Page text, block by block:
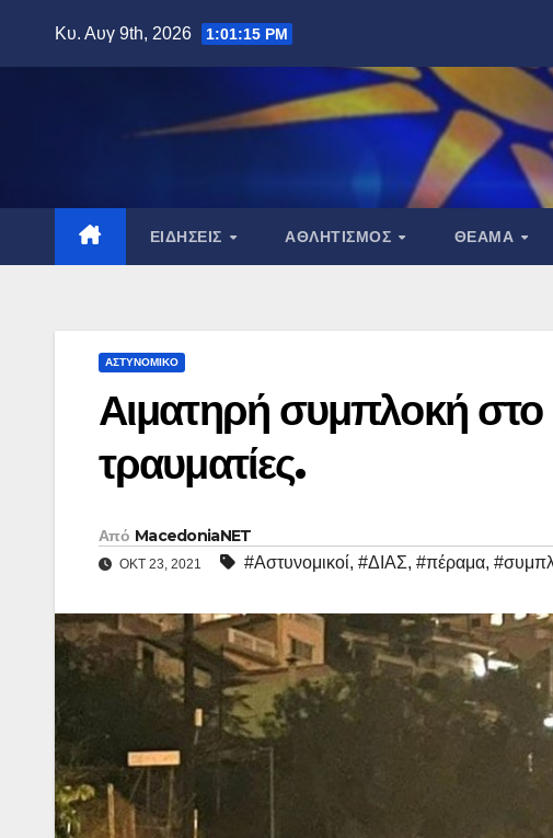
Κυ. Αυγ 9th, 2026 1:01:17 PM
ΕΙΔΉΣΕΙΣ ΑΘΛΗΤΙΣΜΌΣ ΘΈΑΜΑ
ΑΣΤΥΝΟΜΙΚΌ
Αιματηρή συμπλοκή στο
τραυματίες.
Από MacedoniaNET
ΟΚΤ 23, 2021 #Αστυνομικοί, #ΔΙΑΣ, #πέραμα,